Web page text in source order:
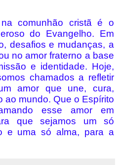
comunhão cristã é o
do Evangelho. Em
desafios e mudanças, a
no amor fraterno a base
e identidade. Hoje,
chamados a refletir
amor que une, cura,
ao mundo. Que o Espírito
esse amor em
que sejamos um só
e uma só alma, para a